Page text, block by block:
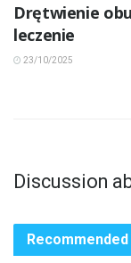
Drętwienie
leczenie
23/10/2025
Discussion
Recommended